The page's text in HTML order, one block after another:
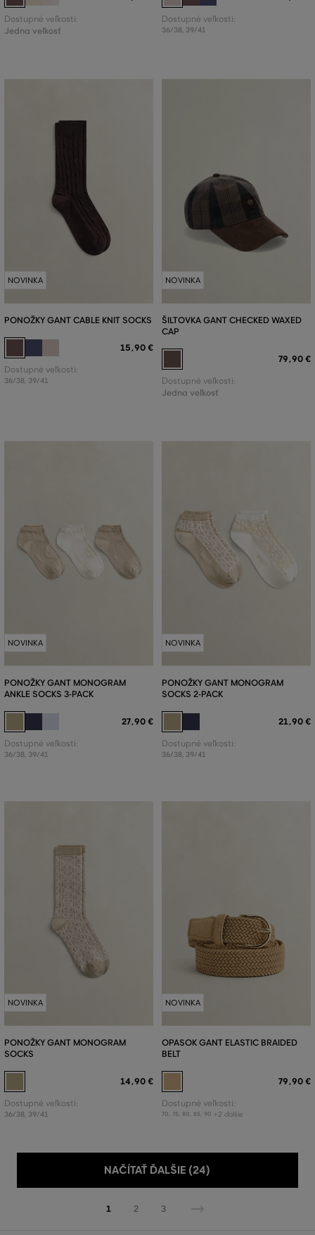
Dostupné veľkosti:
Jedna veľkosť
Dostupné veľkosti:
36/38, 39/41
NOVINKA
PONOŽKY GANT CABLE KNIT SOCKS
15,90 €
Dostupné veľkosti:
36/38, 39/41
NOVINKA
ŠILTOVKA GANT CHECKED WAXED
CAP
79,90 €
Dostupné veľkosti:
Jedna veľkosť
NOVINKA
PONOŽKY GANT MONOGRAM
ANKLE SOCKS 3-PACK
27,90 €
Dostupné veľkosti:
36/38, 39/41
NOVINKA
PONOŽKY GANT MONOGRAM
SOCKS 2-PACK
21,90 €
Dostupné veľkosti:
36/38, 39/41
NOVINKA
PONOŽKY GANT MONOGRAM
SOCKS
14,90 €
Dostupné veľkosti:
36/38, 39/41
NOVINKA
OPASOK GANT ELASTIC BRAIDED
BELT
79,90 €
Dostupné veľkosti:
70 75 80 85 90 +2 ďalšie
NAČÍTAŤ ĎALŠIE (24)
1 2 3